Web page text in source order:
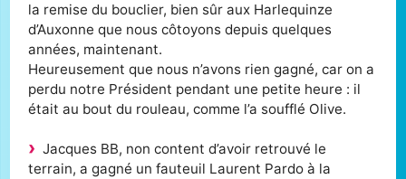
la remise du bouclier, bien sûr aux Harlequinze
d’Auxonne que nous côtoyons depuis quelques
années, maintenant.
Heureusement que nous n’avons rien gagné, car on a
perdu notre Président pendant une petite heure : il
était au bout du rouleau, comme l’a soufflé Olive.
Jacques BB, non content d’avoir retrouvé le
terrain, a gagné un fauteuil Laurent Pardo à la